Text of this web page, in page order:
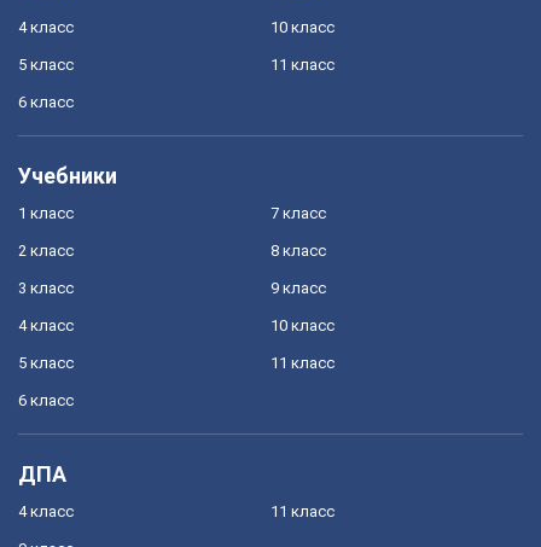
4 класс
5 класс
6 класс
10 класс
11 класс
Учебники
1 класс
2 класс
3 класс
4 класс
5 класс
6 класс
7 класс
8 класс
9 класс
10 класс
11 класс
ДПА
4 класс 11 класс